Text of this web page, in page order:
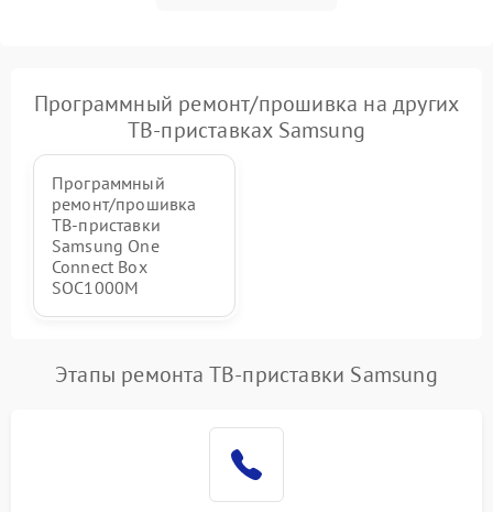
Программный ремонт/прошивка на других
ТВ-приставках Samsung
Программный
ремонт/прошивка
ТВ-приставки
Samsung One
Connect Box
SOC1000M
Этапы ремонта ТВ-приставки Samsung